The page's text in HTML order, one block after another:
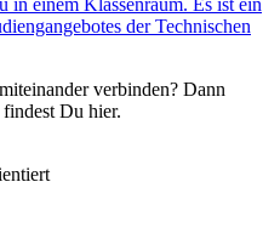
verbinden? Dann
Du hier.